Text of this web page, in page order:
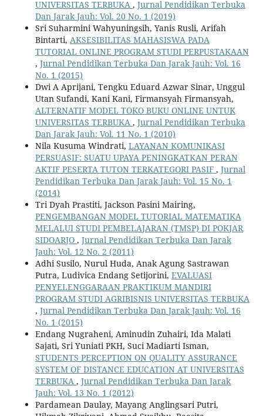
UNIVERSITAS TERBUKA , Jurnal Pendidikan Terbuka
Dan Jarak Jauh: Vol. 20 No. 1 (2019)
Sri Suharmini Wahyuningsih, Yanis Rusli, Arifah
Bintarti, AKSESIBILITAS MAHASISWA PADA
TUTORIAL ONLINE PROGRAM STUDI PERPUSTAKAAN
, Jurnal Pendidikan Terbuka Dan Jarak Jauh: Vol. 16
No. 1 (2015)
Dwi A Aprijani, Tengku Eduard Azwar Sinar, Unggul
Utan Sufandi, Kani Kani, Firmansyah Firmansyah,
ALTERNATIF MODEL TOKO BUKU ONLINE UNTUK
UNIVERSITAS TERBUKA , Jurnal Pendidikan Terbuka
Dan Jarak Jauh: Vol. 11 No. 1 (2010)
Nila Kusuma Windrati, LAYANAN KOMUNIKASI
PERSUASIF: SUATU UPAYA PENINGKATKAN PERAN
AKTIF PESERTA TUTON TERKATEGORI PASIF , Jurnal
Pendidikan Terbuka Dan Jarak Jauh: Vol. 15 No. 1
(2014)
Tri Dyah Prastiti, Jackson Pasini Mairing,
PENGEMBANGAN MODEL TUTORIAL MATEMATIKA
MELALUI STUDI PEMBELAJARAN (TMSP) DI POKJAR
SIDOARJO , Jurnal Pendidikan Terbuka Dan Jarak
Jauh: Vol. 12 No. 2 (2011)
Adhi Susilo, Nurul Huda, Anak Agung Sastrawan
Putra, Ludivica Endang Setijorini, EVALUASI
PENYELENGGARAAN PRAKTIKUM MANDIRI
PROGRAM STUDI AGRIBISNIS UNIVERSITAS TERBUKA
, Jurnal Pendidikan Terbuka Dan Jarak Jauh: Vol. 16
No. 1 (2015)
Endang Nugraheni, Aminudin Zuhairi, Ida Malati
Sajati, Sri Yuniati PKH, Suci Madiarti Isman,
STUDENTS PERCEPTION ON QUALITY ASSURANCE
SYSTEM OF DISTANCE EDUCATION AT UNIVERSITAS
TERBUKA , Jurnal Pendidikan Terbuka Dan Jarak
Jauh: Vol. 13 No. 1 (2012)
Pardamean Daulay, Mayang Anglingsari Putri,